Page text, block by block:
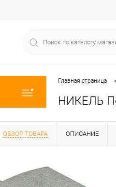
Главная страница
НИКЕЛЬ
ОБЗОР ТОВАРА ОПИСАНИЕ